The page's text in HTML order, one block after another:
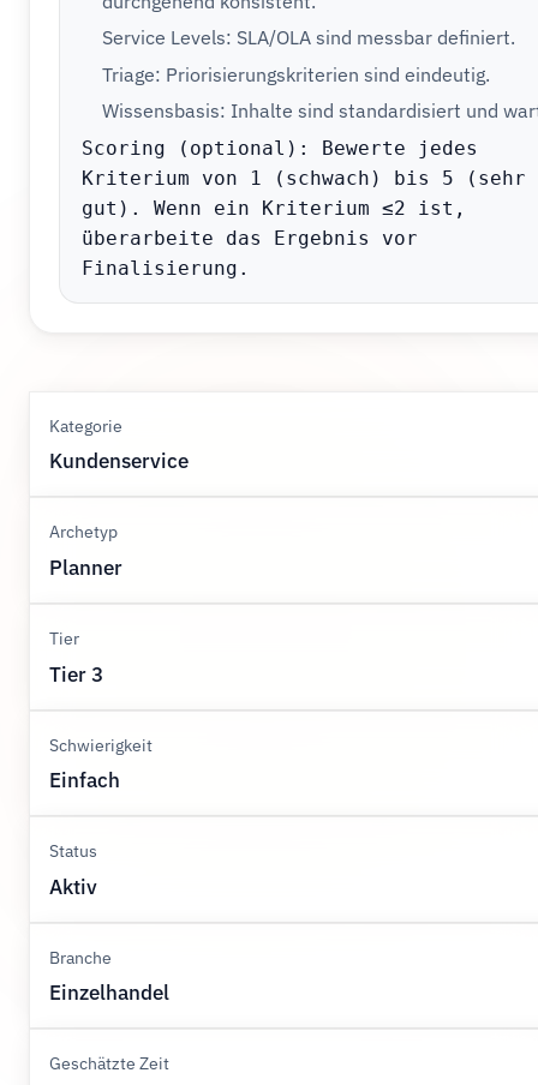
Service Levels: SLA/OLA sind messbar definiert.
Triage: Priorisierungskriterien sind eindeutig.
Wissensbasis: Inhalte sind standardisiert und
Scoring (optional): Bewerte jedes
Kriterium von 1 (schwach) bis 5 (sehr
gut). Wenn ein Kriterium ≤2 ist,
überarbeite das Ergebnis vor
Finalisierung.
Kategorie
Kundenservice
Archetyp
Planner
Tier
Tier 3
Schwierigkeit
Einfach
Status
Aktiv
Branche
Einzelhandel
Geschätzte Zeit